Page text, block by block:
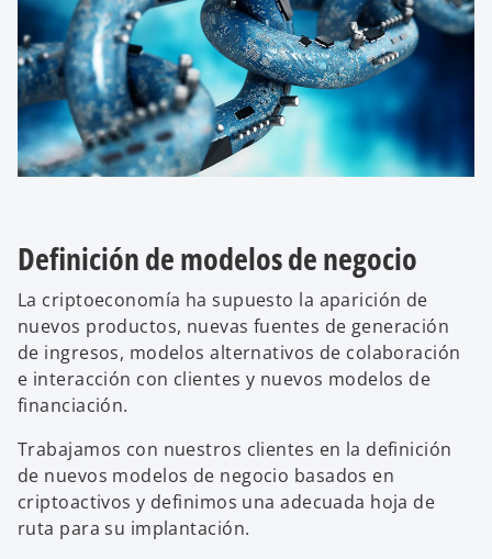
Definición de modelos de negocio
La criptoeconomía ha supuesto la aparición de
nuevos productos, nuevas fuentes de generación
de ingresos, modelos alternativos de colaboración
e interacción con clientes y nuevos modelos de
financiación.
Trabajamos con nuestros clientes en la definición
de nuevos modelos de negocio basados en
criptoactivos y definimos una adecuada hoja de
ruta para su implantación.